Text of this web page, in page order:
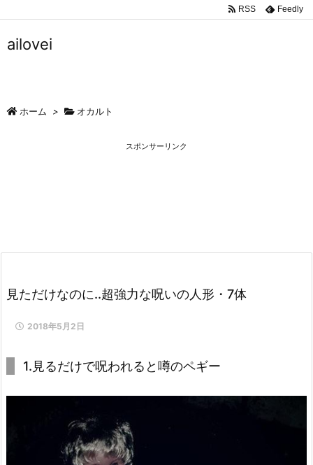
RSS Feedly
ailovei
ホーム > オカルト
スポンサーリンク
見ただけなのに..超強力な呪いの人形・7体
2018年5月2日
1.見るだけで呪われると噂のペギー